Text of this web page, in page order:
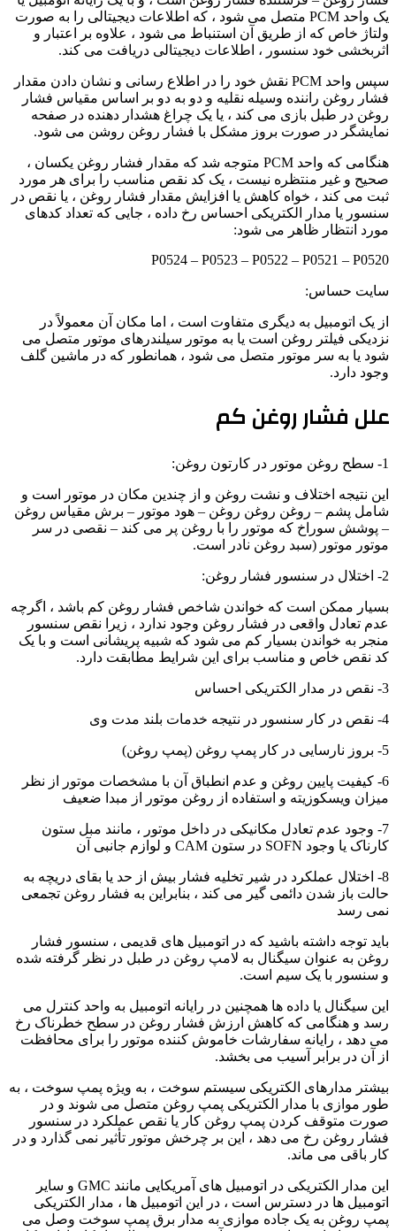
یک واحد PCM متصل می شود ، که اطلاعات دیجیتالی را به صورت
ولتاژ خاص که از طریق آن استنباط می شود ، علاوه بر اعتبار و
اثربخشی خود سنسور ، اطلاعات دیجیتالی دریافت می کند.
سپس واحد PCM نقش خود را در اطلاع رسانی و نشان دادن مقدار
فشار روغن راننده وسیله نقلیه و دو به دو بر اساس مقیاس فشار
روغن در طبل بازی می کند ، یا یک چراغ هشدار دهنده در صفحه
نمایشگر در صورت بروز مشکل با فشار روغن روشن می شود.
هنگامی که واحد PCM متوجه شد که مقدار فشار روغن یکسان ،
صحیح و غیر منتظره نیست ، یک کد نقص مناسب را برای هر مورد
ثبت می کند ، خواه کاهش یا افزایش مقدار فشار روغن ، یا نقص در
سنسور یا مدار الکتریکی احساس رخ داده ، جایی که تعداد کدهای
مورد انتظار ظاهر می شود:
P0524 – P0523 – P0522 – P0521 – P0520
سایت حساس:
از یک اتومبیل به دیگری متفاوت است ، اما مکان آن معمولاً در
نزدیکی فیلتر روغن است یا به موتور سیلندرهای موتور متصل می
شود یا به سر موتور متصل می شود ، همانطور که در ماشین گلف
وجود دارد.
علل فشار روغن کم
1- سطح روغن موتور در کارتون روغن:
این نتیجه اختلاف و نشت روغن و از چندین مکان در موتور است و
شامل پشم – روغن روغن روغن – هود موتور – برش مقیاس روغن
– پوشش سوراخ که موتور را با روغن پر می کند – نقصی در سر
موتور موتور (سبد روغن نادر است.
2- اختلال در سنسور فشار روغن:
بسیار ممکن است که خواندن شاخص فشار روغن کم باشد ، اگرچه
عدم تعادل واقعی در فشار روغن وجود ندارد ، زیرا نقص سنسور
منجر به خواندن بسیار کم می شود که شبیه پریشانی است و با یک
کد نقص خاص و مناسب برای این شرایط مطابقت دارد.
3- نقص در مدار الکتریکی احساس
4- نقص در کار سنسور در نتیجه خدمات بلند مدت وی
5- بروز نارسایی در کار پمپ روغن (پمپ روغن)
6- کیفیت پایین روغن و عدم انطباق آن با مشخصات موتور از نظر
میزان ویسکوزیته و استفاده از روغن موتور از مبدا ضعیف
7- وجود عدم تعادل مکانیکی در داخل موتور ، مانند مبل ستون
کارناک یا وجود SOFN در ستون CAM و لوازم جانبی آن
8- اختلال عملکرد در شیر تخلیه فشار بیش از حد یا بقای دریچه به
حالت باز شدن دائمی گیر می کند ، بنابراین به فشار روغن تجمعی
نمی رسد
باید توجه داشته باشید که در اتومبیل های قدیمی ، سنسور فشار
روغن به عنوان سیگنال به لامپ روغن در طبل در نظر گرفته شده
و سنسور با یک سیم است.
این سیگنال یا داده ها همچنین در رایانه اتومبیل به واحد کنترل می
رسد و هنگامی که کاهش ارزش فشار روغن در سطح خطرناک رخ
می دهد ، رایانه سفارشات خاموش کننده موتور را برای محافظت
از آن در برابر آسیب می بخشد.
بیشتر مدارهای الکتریکی سیستم سوخت ، به ویژه پمپ سوخت ، به
طور موازی با مدار الکتریکی پمپ روغن متصل می شوند و در
صورت متوقف کردن پمپ روغن کار یا نقص عملکرد در سنسور
فشار روغن رخ می دهد ، این بر چرخش موتور تأثیر نمی گذارد و در
کار باقی می ماند.
این مدار الکتریکی در اتومبیل های آمریکایی مانند GMC و سایر
اتومبیل ها در دسترس است ، در این اتومبیل ها ، مدار الکتریکی
پمپ روغن به یک جاده موازی به مدار برق پمپ سوخت وصل می